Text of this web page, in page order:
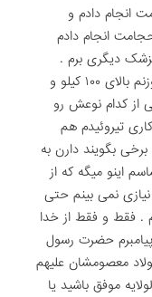
۵-۶ بار حجامت انجام دادم و
انجام دادم
دیگری برم .
جهت اطلاع عرض می کنم ” وزنم بالای ۱۰۰ کیلو و
از کدام نوعش رو
تیروئیدم هم
بگویند دارن به
اینو میگه که از
نمی بینم حتی
. فقط و فقط از خدا
حضرت رسول
معصومشان علیهم
موفق باشید یا